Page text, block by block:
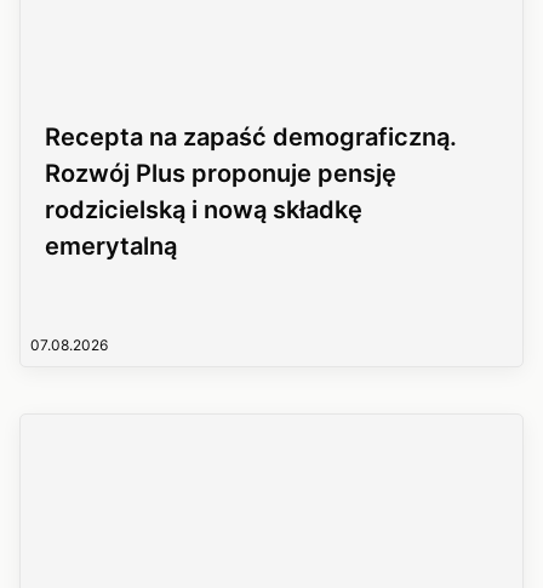
Recepta na zapaść demograficzną.
Rozwój Plus proponuje pensję
rodzicielską i nową składkę
emerytalną
07.08.2026